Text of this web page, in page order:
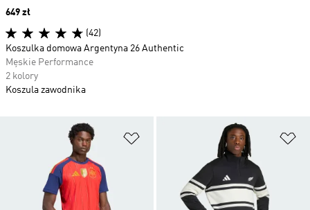
Dodaj do listy życzeń
Price
649 zł
(42)
Koszulka domowa Argentyna 26 Authentic
Męskie Performance
2 kolory
Koszula zawodnika